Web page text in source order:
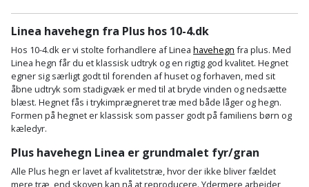
Fugemateriale
og
lim
Fugtsikring
Gelænder
Dorn
Fedtpresser
Fil
Fugepistol
og
skumpistol
Gevindskærer
Båndsliber
og
bænksliber
Batteri
Betonsliber
Bindemaskine
Løvsuger
og
løvblæser
Motorenhed
og
kædesav
Bilpleje
og
autotilbehør
Brænde
Brændeovn
Brandslukker
udendørs
Polyfilla
Rengøring
og
afrensning
Spartelmasse
væg
Pex
rør
Radiator
Rør
og
fittings
Stålvask
Kvik
kr.
Guides
Linea havehegn fra Plus hos 10-4.dk
Hos 10-4.dk er vi stolte forhandlere af Linea havehegn fra plus. Med
Linea hegn får du et klassisk udtryk og en rigtig god kvalitet. Hegnet
egner sig særligt godt til forenden af huset og forhaven, med sit
åbne udtryk som stadigvæk er med til at bryde vinden og nedsætte
blæst. Hegnet fås i trykimprægneret træ med både låger og hegn.
Formen på hegnet er klassisk som passer godt på familiens børn og
kæledyr.
Plus havehegn Linea er grundmalet fyr/gran
Alle Plus hegn er lavet af kvalitetstræ, hvor der ikke bliver fældet
mere træ, end skoven kan nå at reproducere. Ydermere arbejder